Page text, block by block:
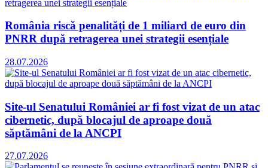
România riscă penalități de 1 miliard de euro din
PNRR după retragerea unei strategii esențiale
28.07.2026
Site-ul Senatului României ar fi fost vizat de un atac
cibernetic, după blocajul de aproape două
săptămâni de la ANCPI
27.07.2026